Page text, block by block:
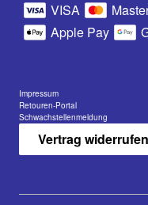
VISA
Apple Pay
Impressum
Retouren-Portal
Schwachstellenmeldung
Vertrag widerrufen